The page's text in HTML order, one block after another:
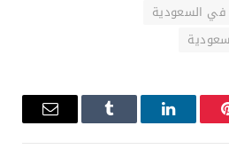
في السعودية
بينتيريستلينكدإن Tumblr
البريد